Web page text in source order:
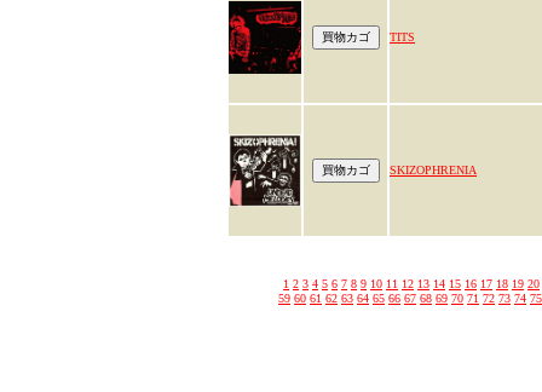
TITS
SKIZOPHRENIA
1 2 3 4 5 6 7 8 9 10 11 12 13 14 15 16 17 18 19 20
59 60 61 62 63 64 65 66 67 68 69 70 71 72 73 74 75